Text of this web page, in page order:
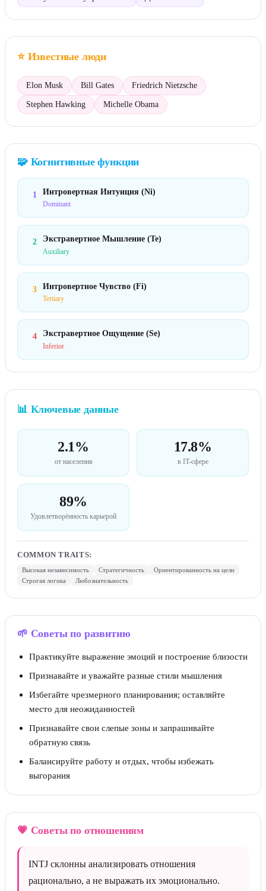
⭐ Известные люди
Elon Musk Bill Gates Friedrich Nietzsche
Stephen Hawking Michelle Obama
🧩 Когнитивные функции
1 Интровертная Интуиция (Ni)
Dominant
2 Экстравертное Мышление (Te)
Auxiliary
3 Интровертное Чувство (Fi)
Tertiary
4 Экстравертное Ощущение (Se)
Inferior
📊 Ключевые данные
2.1%
от населения
17.8%
в IT-сфере
89%
Удовлетворённость карьерой
COMMON TRAITS:
Высокая независимость Стратегичность
Ориентированность на цели
Строгая логика
Любознательность
🌱 Советы по развитию
Практикуйте выражение эмоций и построение близости
Признавайте и уважайте разные стили мышления
Избегайте чрезмерного планирования; оставляйте
место для неожиданностей
Признавайте свои слепые зоны и запрашивайте
обратную связь
Балансируйте работу и отдых, чтобы избежать
выгорания
💗 Советы по отношениям
INTJ склонны анализировать отношения
рационально, а не выражать их эмоционально.